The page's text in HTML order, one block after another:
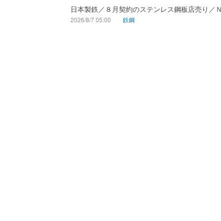
日本製鉄／８月契約のステンレス鋼板店売り／
2026/8/7 05:00 鉄鋼